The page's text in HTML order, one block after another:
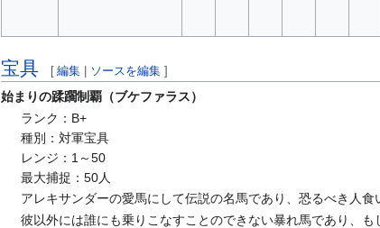
宝具 [ 編集 ソースを編集 ]
始まりの蹂躙制覇（ブケファラス）
ランク：B+
種別：対軍宝具
レンジ：1～50
最大捕捉：50人
アレキサンダーの愛馬にして伝説の名馬であり、恐るべき人食
彼以外には誰にも乗りこなすことのできない暴れ馬であり、